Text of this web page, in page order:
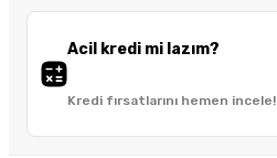
Acil kredi mi lazım?
Kredi fırsatlarını hemen incele!